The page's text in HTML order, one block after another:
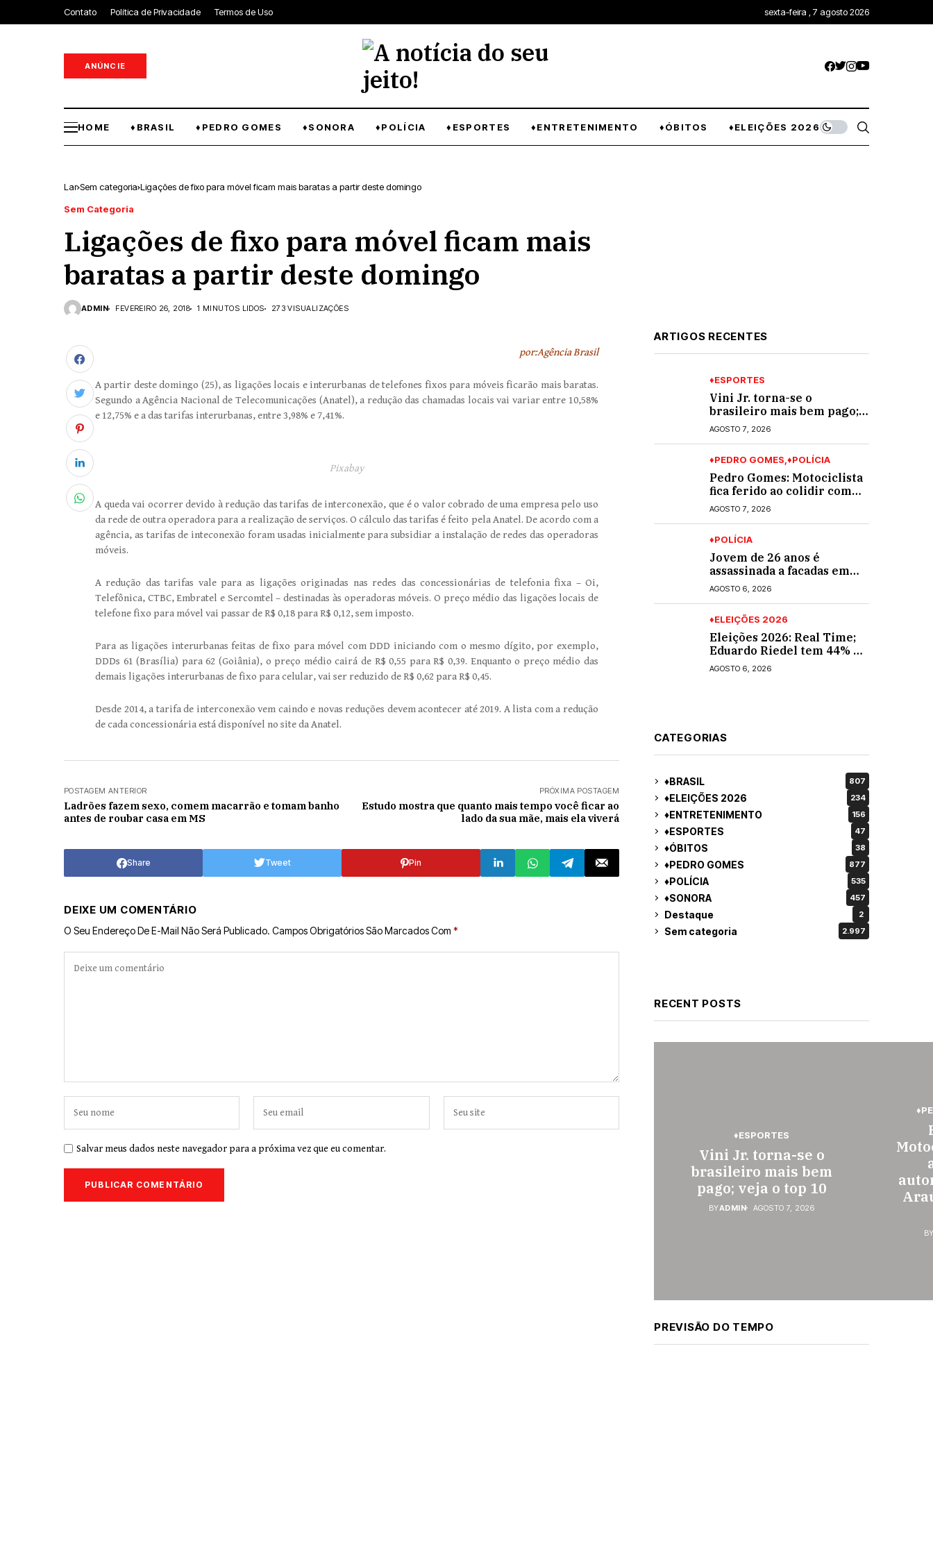
Contato Política de Privacidade Termos de Uso sexta-feira , 7 agosto 2026
ANÚNCIE
HOME ♦BRASIL ♦PEDRO GOMES ♦SONORA ♦POLÍCIA ♦ESPORTES ♦ENTRETENIMENTO ♦ÓBITOS ♦ELEIÇÕES 2026
Lar Sem categoria Ligações de fixo para móvel ficam mais baratas a partir deste domingo
Sem Categoria
Ligações de fixo para móvel ficam mais
baratas a partir deste domingo
ADMIN FEVEREIRO 26, 2018 1 MINUTOS LIDOS 273 VISUALIZAÇÕES
por:Agência Brasil
A partir deste domingo (25), as ligações locais e interurbanas de telefones fixos para móveis ficarão mais baratas.
Segundo a Agência Nacional de Telecomunicações (Anatel), a redução das chamadas locais vai variar entre 10,58%
e 12,75% e a das tarifas interurbanas, entre 3,98% e 7,41%.
Pixabay
A queda vai ocorrer devido à redução das tarifas de interconexão, que é o valor cobrado de uma empresa pelo uso
da rede de outra operadora para a realização de serviços. O cálculo das tarifas é feito pela Anatel. De acordo com a
agência, as tarifas de inteconexão foram usadas inicialmente para subsidiar a instalação de redes das operadoras
móveis.
A redução das tarifas vale para as ligações originadas nas redes das concessionárias de telefonia fixa – Oi,
Telefônica, CTBC, Embratel e Sercomtel – destinadas às operadoras móveis. O preço médio das ligações locais de
telefone fixo para móvel vai passar de R$ 0,18 para R$ 0,12, sem imposto.
Para as ligações interurbanas feitas de fixo para móvel com DDD iniciando com o mesmo dígito, por exemplo,
DDDs 61 (Brasília) para 62 (Goiânia), o preço médio cairá de R$ 0,55 para R$ 0,39. Enquanto o preço médio das
demais ligações interurbanas de fixo para celular, vai ser reduzido de R$ 0,62 para R$ 0,45.
Desde 2014, a tarifa de interconexão vem caindo e novas reduções devem acontecer até 2019. A lista com a redução
de cada concessionária está disponível no site da Anatel.
POSTAGEM ANTERIOR
Ladrões fazem sexo, comem macarrão e tomam banho
antes de roubar casa em MS
PRÓXIMA POSTAGEM
Estudo mostra que quanto mais tempo você ficar ao
lado da sua mãe, mais ela viverá
Share Tweet Pin
DEIXE UM COMENTÁRIO
O Seu Endereço De E-Mail Não Será Publicado. Campos Obrigatórios São Marcados Com *
Salvar meus dados neste navegador para a próxima vez que eu comentar.
ARTIGOS RECENTES
♦ESPORTES
Vini Jr. torna-se o
brasileiro mais bem pago;
veja o top 10
AGOSTO 7, 2026
♦PEDRO GOMES ♦POLÍCIA
Pedro Gomes: Motociclista
fica ferido ao colidir com
automóvel na Av. Diva
Araújo; ele não tinha CNH
AGOSTO 7, 2026
♦POLÍCIA
Jovem de 26 anos é
assassinada a facadas em
Rio Verde de Mato Grosso;
suspeito é procurado
AGOSTO 6, 2026
♦ELEIÇÕES 2026
Eleições 2026: Real Time;
Eduardo Riedel tem 44% e
Fábio Trad, 25%, no 1º
turno para o governo do
AGOSTO 6, 2026
CATEGORIAS
♦BRASIL 807
♦ELEIÇÕES 2026 234
♦ENTRETENIMENTO 156
♦ESPORTES 47
♦ÓBITOS 38
♦PEDRO GOMES 877
♦POLÍCIA 535
♦SONORA 457
Destaque 2
Sem categoria 2.997
RECENT POSTS
♦ESPORTES
Vini Jr. torna-se o
brasileiro mais bem
pago; veja o top 10
BYADMIN AGOSTO 7, 2026
PREVISÃO DO TEMPO